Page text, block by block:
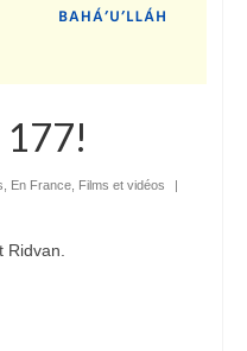
177!
En France Films et vidéos
|
Ridvan.